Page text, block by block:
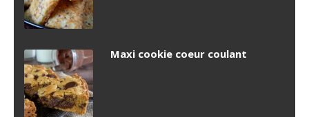
Maxi cookie coeur coulant